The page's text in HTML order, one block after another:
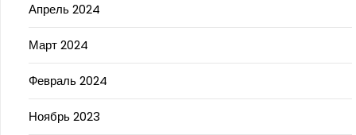
Апрель 2024
Март 2024
Февраль 2024
Ноябрь 2023